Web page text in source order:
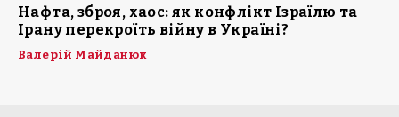
Нафта, зброя, хаос: як конфлікт Ізраїлю та
Ірану перекроїть війну в Україні?
Валерій Майданюк